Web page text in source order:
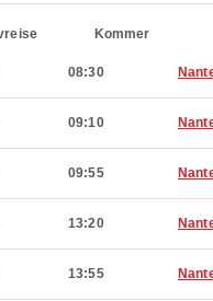
Kommer
08:30
09:10
09:55
13:20
13:55